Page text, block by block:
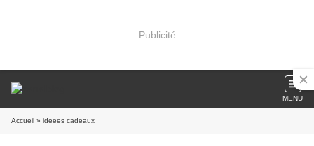
Publicité
MENU
Accueil » ideees cadeaux